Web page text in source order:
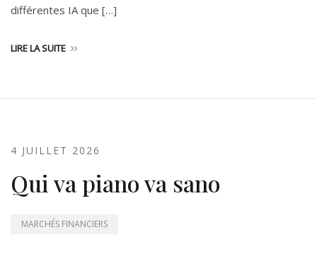
différentes IA que […]
LIRE LA SUITE
4 JUILLET 2026
Qui va piano va sano
MARCHÉS FINANCIERS